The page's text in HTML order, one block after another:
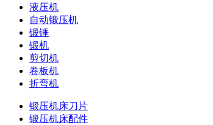
液压机
自动锻压机
锻锤
锻机
剪切机
卷板机
折弯机
锻压机床刀片
锻压机床配件